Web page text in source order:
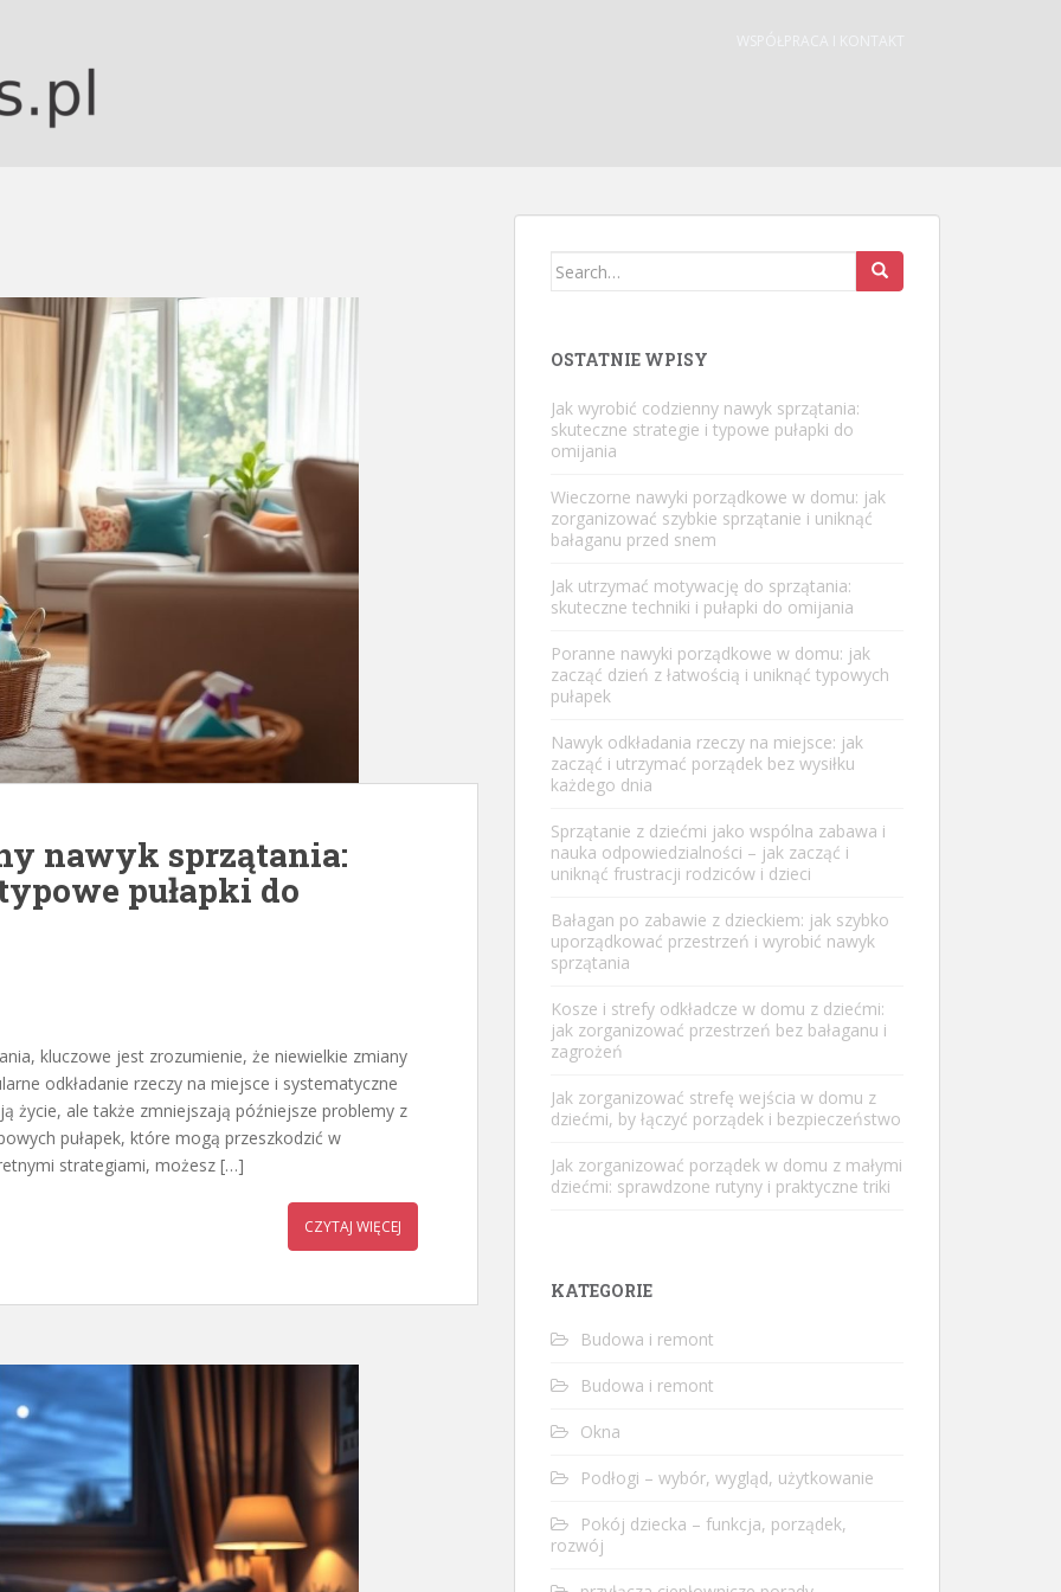
WSPÓŁPRACA I KONTAKT
nawyk sprzątania:
pułapki do
kluczowe jest zrozumienie, że niewielkie zmiany
odkładanie rzeczy na miejsce i systematyczne
życie, ale także zmniejszają późniejsze problemy z
pułapek, które mogą przeszkodzić w
strategiami, możesz […]
CZYTAJ WIĘCEJ
Search
OSTATNIE WPISY
Jak wyrobić codzienny nawyk sprzątania:
skuteczne strategie i typowe pułapki do
omijania
Wieczorne nawyki porządkowe w domu: jak
zorganizować szybkie sprzątanie i uniknąć
bałaganu przed snem
Jak utrzymać motywację do sprzątania:
skuteczne techniki i pułapki do omijania
Poranne nawyki porządkowe w domu: jak
zacząć dzień z łatwością i uniknąć typowych
pułapek
Nawyk odkładania rzeczy na miejsce: jak
zacząć i utrzymać porządek bez wysiłku
każdego dnia
Sprzątanie z dziećmi jako wspólna zabawa i
nauka odpowiedzialności – jak zacząć i
uniknąć frustracji rodziców i dzieci
Bałagan po zabawie z dzieckiem: jak szybko
uporządkować przestrzeń i wyrobić nawyk
sprzątania
Kosze i strefy odkładcze w domu z dziećmi:
jak zorganizować przestrzeń bez bałaganu i
zagrożeń
Jak zorganizować strefę wejścia w domu z
dziećmi, by łączyć porządek i bezpieczeństwo
Jak zorganizować porządek w domu z małymi
dziećmi: sprawdzone rutyny i praktyczne triki
KATEGORIE
Budowa i remont
Budowa i remont
Okna
Podłogi – wybór, wygląd, użytkowanie
Pokój dziecka – funkcja, porządek,
rozwój